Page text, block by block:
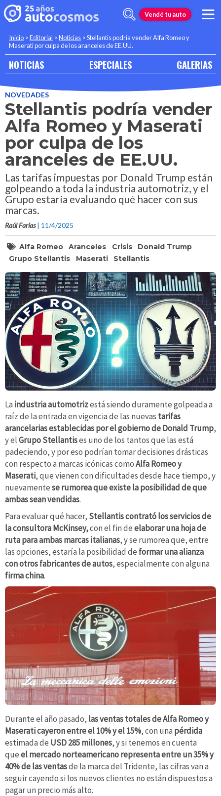
Vendé tu auto
Inicio >Editorial >Noticias >Stellantis podría vender Alfa Romeo y
Maserati por culpa de los aranceles de EE.UU.
NOTICIAS ESPECIALES GALERIAS
NOVEDADES
Stellantis podría vender
Alfa Romeo y Maserati
por culpa de los
aranceles de EE.UU.
Las tarifas impuestas por Donald Trump están
golpeando a toda la industria automotriz, y el
Grupo estaría evaluando qué hacer con sus
marcas.
Raúl Farías | 11/4/2025
Alfa Romeo Aranceles Crisis
Donald Trump
Grupo Stellantis
Maserati Stellantis
La industria automotrizestá siendo duramentegolpeada a
raíz de la entrada en vigencia de las nuevas tarifas
arancelarias establecidas por el gobierno de Donald Trump,
y elGrupo Stellantises uno de los tantos que las está
padeciendo, y por eso podrían tomar decisiones drásticas
con respecto a marcas icónicas comoAlfa Romeo y
Maserati, que vienen con dificultades desde hace tiempo, y
nuevamentese rumorea que existe la posibilidad de que
ambas sean vendidas.
Para evaluar qué hacer, Stellantis contrató los servicios de
la consultora McKinsey,con el fin deelaborar una hoja de
ruta para ambas marcas italianas, y se rumorea que, entre
las opciones, estaría la posibilidad de formar una alianza
con otros fabricantes de autos, especialmente con alguna
firma china.
Durante el año pasado, las ventas totales de Alfa Romeo y
Maserati cayeron entre el 10% y el 15%, con una pérdida
estimada de USD 285 millones, y si tenemos en cuenta
queel mercado norteamericano representa entre un 35% y
40% de las ventasde la marca del Tridente, las cifras van a
seguir cayendo si los nuevos clientes no están dispuestos a
pagar un precio más alto.